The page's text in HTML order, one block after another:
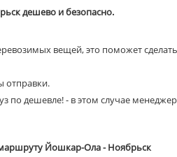
дешево и безопасно.
вещей, это поможет
отправки.
по дешевле! - в этом случае
Йошкар-Ола - Ноябрьск